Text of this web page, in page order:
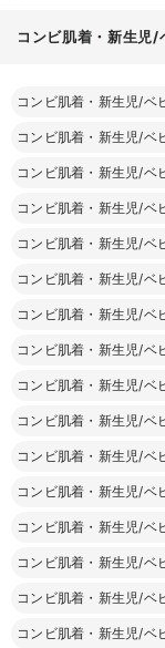
コンビ肌着・新生児/
コンビ肌着・新生児/ベ
コンビ肌着・新生児/ベ
コンビ肌着・新生児/ベ
コンビ肌着・新生児/ベ
コンビ肌着・新生児/ベ
コンビ肌着・新生児/ベ
コンビ肌着・新生児/ベ
コンビ肌着・新生児/ベ
コンビ肌着・新生児/ベ
コンビ肌着・新生児/ベ
コンビ肌着・新生児/ベ
コンビ肌着・新生児/ベ
コンビ肌着・新生児/ベ
コンビ肌着・新生児/ベ
コンビ肌着・新生児/ベ
コンビ肌着・新生児/ベ